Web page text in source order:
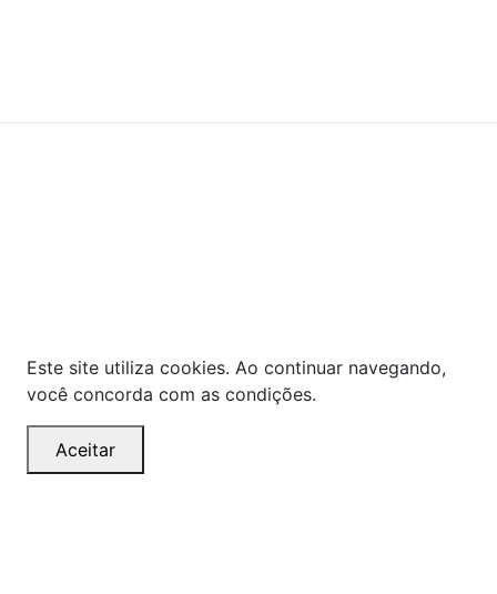
Este site utiliza cookies. Ao continuar navegando,
você concorda com as condições.
Aceitar